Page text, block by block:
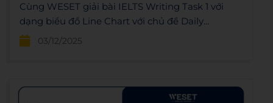
Cùng WESET giải bài IELTS Writing Task 1 với
dạng biểu đồ Line Chart với chủ đề Daily
Demand For Electricity.
03/12/2025